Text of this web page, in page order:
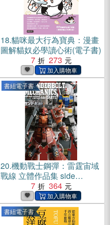
18.貓咪最大行為寶典：漫畫
圖解貓奴必學讀心術(電子書)
7
273
書紐電子書
20.機動戰士鋼彈：雷霆宙域
戰線 立體作品集 side
DARYL(電子書)
7 364
書紐電子書